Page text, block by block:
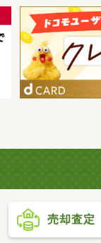
売却査定